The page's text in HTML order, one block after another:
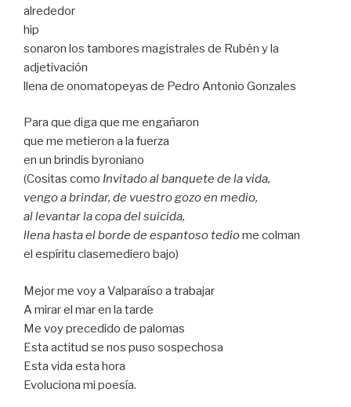
alrededor
hip
sonaron los tambores magistrales de Rubén y la
adjetivación
llena de onomatopeyas de Pedro Antonio Gonzales
Para que diga que me engañaron
que me metieron a la fuerza
en un brindis byroniano
(Cositas como Invitado al banquete de la vida,
vengo a brindar, de vuestro gozo en medio,
al levantar la copa del suicida,
llena hasta el borde de espantoso tediome colman
el espíritu clasemediero bajo)
Mejor me voy a Valparaíso a trabajar
A mirar el mar en la tarde
Me voy precedido de palomas
Esta actitud se nos puso sospechosa
Esta vida esta hora
Evoluciona mi poesía.